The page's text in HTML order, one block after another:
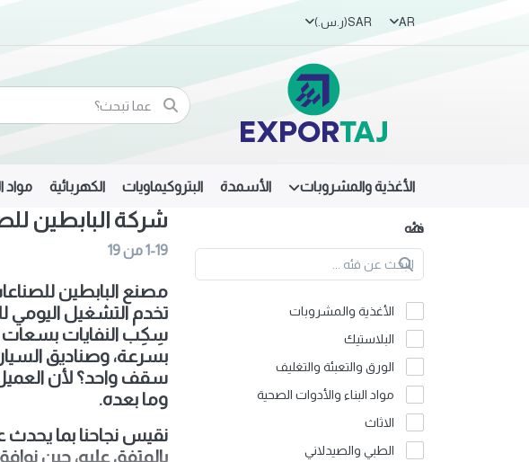
AR
SAR(ر.س.‏)
الأغذية والمشروبات الأسمدة البتروكيماويات الكهربائية مواد
فئه
الأغذية والمشروبات
البلاستيك
الورق والتعبئة والتغليف
مواد البناء والأدوات الصحية
الاثاث
الطبي والصيدلاني
شركة البابطين
1-19من19
مصنع البابطين
سِكِب النفايات بسعات
بسرعة، وصناديق
سقف واحد؟ لأن
وما بعده.
‫نقيس نجاحنا بما يحدث
بالمتفق عليه، حين